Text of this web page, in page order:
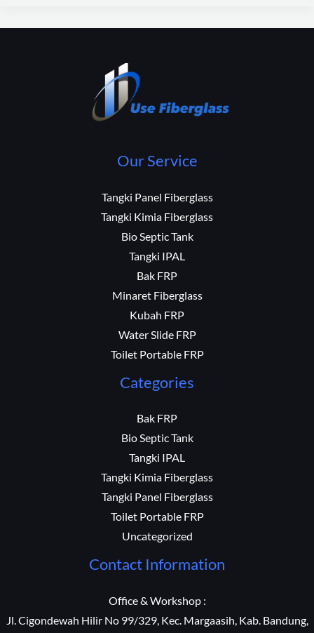
Our Service
Tangki Panel Fiberglass
Tangki Kimia Fiberglass
Bio Septic Tank
Tangki IPAL
Bak FRP
Minaret Fiberglass
Kubah FRP
Water Slide FRP
Toilet Portable FRP
Categories
Bak FRP
Bio Septic Tank
Tangki IPAL
Tangki Kimia Fiberglass
Tangki Panel Fiberglass
Toilet Portable FRP
Uncategorized
Contact Information
Office & Workshop :
Jl. Cigondewah Hilir No 99/329, Kec. Margaasih, Kab. Bandung,